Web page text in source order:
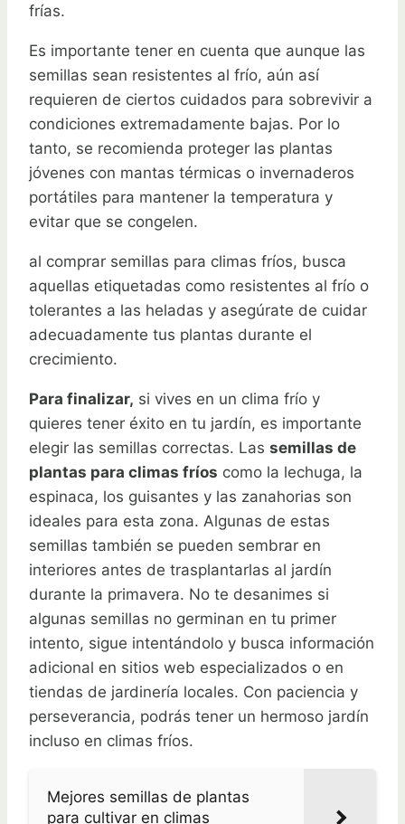
frías.
Es importante tener en cuenta que aunque las
semillas sean resistentes al frío, aún así
requieren de ciertos cuidados para sobrevivir a
condiciones extremadamente bajas. Por lo
tanto, se recomienda proteger las plantas
jóvenes con mantas térmicas o invernaderos
portátiles para mantener la temperatura y
evitar que se congelen.
al comprar semillas para climas fríos, busca
aquellas etiquetadas como resistentes al frío o
tolerantes a las heladas y asegúrate de cuidar
adecuadamente tus plantas durante el
crecimiento.
Para finalizar, si vives en un clima frío y
quieres tener éxito en tu jardín, es importante
elegir las semillas correctas. Las semillas de
plantas para climas fríos como la lechuga, la
espinaca, los guisantes y las zanahorias son
ideales para esta zona. Algunas de estas
semillas también se pueden sembrar en
interiores antes de trasplantarlas al jardín
durante la primavera. No te desanimes si
algunas semillas no germinan en tu primer
intento, sigue intentándolo y busca información
adicional en sitios web especializados o en
tiendas de jardinería locales. Con paciencia y
perseverancia, podrás tener un hermoso jardín
incluso en climas fríos.
Mejores semillas de plantas
para cultivar en climas